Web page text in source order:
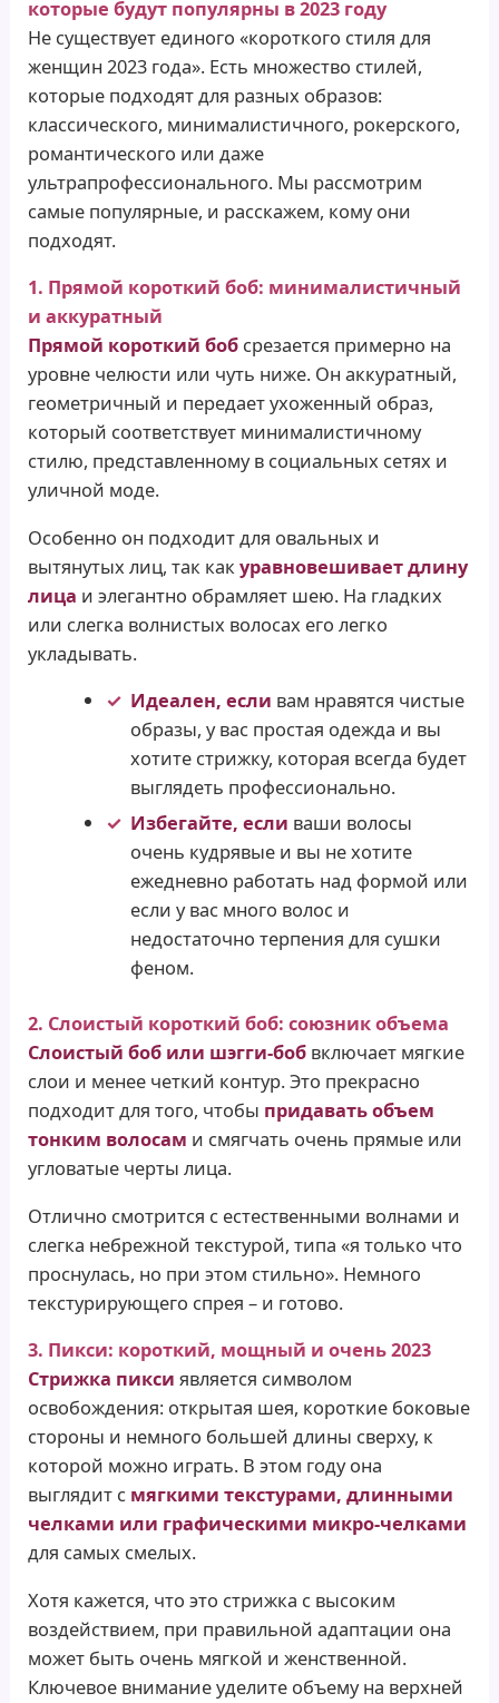
которые будут популярны в 2023 году
Не существует единого «короткого стиля для
женщин 2023 года». Есть множество стилей,
которые подходят для разных образов:
классического, минималистичного, рокерского,
романтического или даже
ультрапрофессионального. Мы рассмотрим
самые популярные, и расскажем, кому они
подходят.
1. Прямой короткий боб: минималистичный
и аккуратный
Прямой короткий боб срезается примерно на
уровне челюсти или чуть ниже. Он аккуратный,
геометричный и передает ухоженный образ,
который соответствует минималистичному
стилю, представленному в социальных сетях и
уличной моде.
Особенно он подходит для овальных и
вытянутых лиц, так какуравновешивает длину
лица и элегантно обрамляет шею. На гладких
или слегка волнистых волосах его легко
укладывать.
Идеален, если вам нравятся чистые
образы, у вас простая одежда и вы
хотите стрижку, которая всегда будет
выглядеть профессионально.
Избегайте, если ваши волосы
очень кудрявые и вы не хотите
ежедневно работать над формой или
если у вас много волос и
недостаточно терпения для сушки
феном.
2. Слоистый короткий боб: союзник объема
Слоистый боб или шэгги-боб включает мягкие
слои и менее четкий контур. Это прекрасно
подходит для того, чтобы придавать объем
тонким волосам и смягчать очень прямые или
угловатые черты лица.
Отлично смотрится с естественными волнами и
слегка небрежной текстурой, типа «я только что
проснулась, но при этом стильно». Немного
текстурирующего спрея – и готово.
3. Пикси: короткий, мощный и очень 2023
Стрижка пикси является символом
освобождения: открытая шея, короткие боковые
стороны и немного большей длины сверху, к
которой можно играть. В этом году она
выглядит с мягкими текстурами, длинными
челками или графическими микро-челками
для самых смелых.
Хотя кажется, что это стрижка с высоким
воздействием, при правильной адаптации она
может быть очень мягкой и женственной.
Ключевое внимание уделите объему на верхней